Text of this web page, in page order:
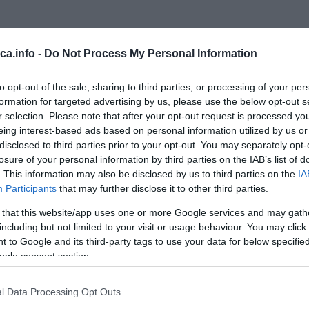
- Do Not Process My Personal Information
opt-out of the sale, sharing to third parties, or processing of your
for targeted advertising by us, please use the below opt-out
selection. Please note that after your opt-out request is processed
interest-based ads based on personal information utilized by us
to third parties prior to your opt-out. You may separately
of your personal information by third parties on the IAB’s list of
This information may also be disclosed by us to third parties on the
Participants that may further disclose it to other third parties.
that this website/app uses one or more Google services and may
but not limited to your visit or usage behaviour. You may
to Google and its third-party tags to use your data for below
consent section.
Data Processing Opt Outs
ne mora da znači da mu je potrebna voda. U nastavku saznajte
najboljim prijateljima. Vlasnici pasa će primetiti da njihovi krznati
sa pravom, da je razlog prosto vrućina. Međutim, da li je to uvek
pasa može biti rezultat stresa ili straha koji ljudi često i ne
svoju temperaturu po toplom vremenu ili nakon duge šetnje, ako
preopterećeno ili uplašeno. Stoga, vlasnici moraju da vode
treba voda.